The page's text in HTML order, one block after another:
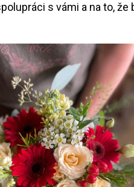
s vámi a na to,